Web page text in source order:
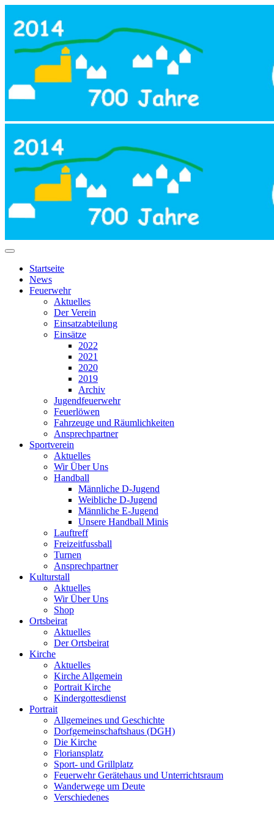
Startseite
News
Feuerwehr
Aktuelles
Der Verein
Einsatzabteilung
Einsätze
2022
2021
2020
2019
Archiv
Jugendfeuerwehr
Feuerlöwen
Fahrzeuge und Räumlichkeiten
Ansprechpartner
Sportverein
Aktuelles
Wir Über Uns
Handball
Männliche D-Jugend
Weibliche D-Jugend
Männliche E-Jugend
Unsere Handball Minis
Lauftreff
Freizeitfussball
Turnen
Ansprechpartner
Kulturstall
Aktuelles
Wir Über Uns
Shop
Ortsbeirat
Aktuelles
Der Ortsbeirat
Kirche
Aktuelles
Kirche Allgemein
Portrait Kirche
Kindergottesdienst
Portrait
Allgemeines und Geschichte
Dorfgemeinschaftshaus (DGH)
Die Kirche
Floriansplatz
Sport- und Grillplatz
Feuerwehr Gerätehaus und Unterrichtsraum
Wanderwege um Deute
Verschiedenes